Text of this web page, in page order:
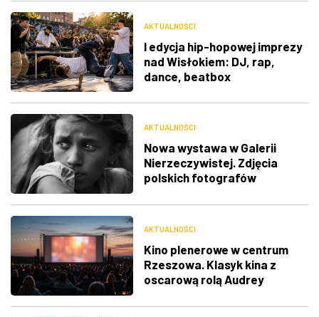
AKTUALNOŚCI
I edycja hip-hopowej imprezy
nad Wisłokiem: DJ, rap,
dance, beatbox
AKTUALNOŚCI
Nowa wystawa w Galerii
Nierzeczywistej. Zdjęcia
polskich fotografów
AKTUALNOŚCI
Kino plenerowe w centrum
Rzeszowa. Klasyk kina z
oscarową rolą Audrey